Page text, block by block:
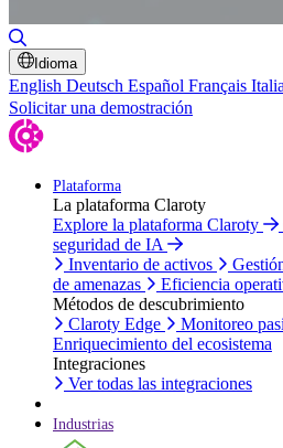
Idioma
English Deutsch Español Français
Solicitar una demostración
Plataforma
La plataforma Claroty
Explore la plataforma Claroty
seguridad de IA
Inventario de activos
de amenazas
Eficiencia
Métodos de descubrimiento
Claroty Edge
Monitoreo
Enriquecimiento del ecosistema
Integraciones
Ver todas las integraciones
Industrias